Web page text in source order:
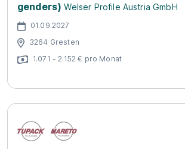
genders) Welser Profile Austria GmbH
01.09.2027
3264 Gresten
1.071 - 2.152 € pro Monat